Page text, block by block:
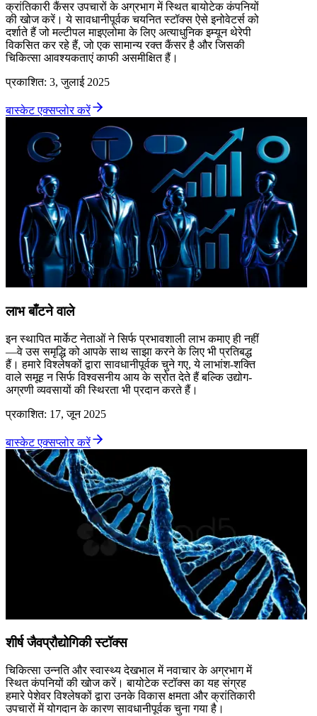
क्रांतिकारी कैंसर उपचारों के अग्रभाग में स्थित बायोटेक कंपनियों
की खोज करें। ये सावधानीपूर्वक चयनित स्टॉक्स ऐसे इनोवेटर्स को
दर्शाते हैं जो मल्टीपल माइएलोमा के लिए अत्याधुनिक इम्यून थेरेपी
विकसित कर रहे हैं, जो एक सामान्य रक्त कैंसर है और जिसकी
चिकित्सा आवश्यकताएं काफी असमीक्षित हैं।
प्रकाशित: 3, जुलाई 2025
बास्केट एक्सप्लोर करें
लाभ बाँटने वाले
इन स्थापित मार्केट नेताओं ने सिर्फ प्रभावशाली लाभ कमाए ही नहीं
—वे उस समृद्धि को आपके साथ साझा करने के लिए भी प्रतिबद्ध
हैं। हमारे विश्लेषकों द्वारा सावधानीपूर्वक चुने गए, ये लाभांश-शक्ति
वाले समूह न सिर्फ विश्वसनीय आय के स्रोत देते हैं बल्कि उद्योग-
अग्रणी व्यवसायों की स्थिरता भी प्रदान करते हैं।
प्रकाशित: 17, जून 2025
बास्केट एक्सप्लोर करें
शीर्ष जैवप्रौद्योगिकी स्टॉक्स
चिकित्सा उन्नति और स्वास्थ्य देखभाल में नवाचार के अग्रभाग में
स्थित कंपनियों की खोज करें। बायोटेक स्टॉक्स का यह संग्रह
हमारे पेशेवर विश्लेषकों द्वारा उनके विकास क्षमता और क्रांतिकारी
उपचारों में योगदान के कारण सावधानीपूर्वक चुना गया है।